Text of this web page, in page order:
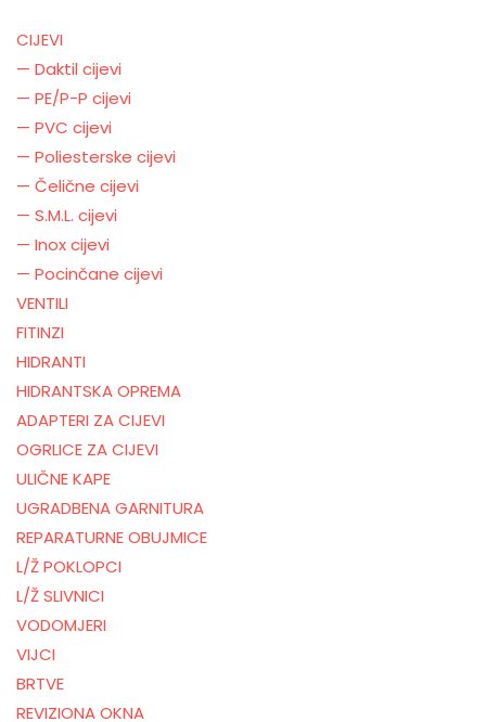
CIJEVI
— Daktil cijevi
— PE/P-P cijevi
— PVC cijevi
— Poliesterske cijevi
— Čelične cijevi
— S.M.L. cijevi
— Inox cijevi
— Pocinčane cijevi
VENTILI
FITINZI
HIDRANTI
HIDRANTSKA OPREMA
ADAPTERI ZA CIJEVI
OGRLICE ZA CIJEVI
ULIČNE KAPE
UGRADBENA GARNITURA
REPARATURNE OBUJMICE
L/Ž POKLOPCI
L/Ž SLIVNICI
VODOMJERI
VIJCI
BRTVE
REVIZIONA OKNA